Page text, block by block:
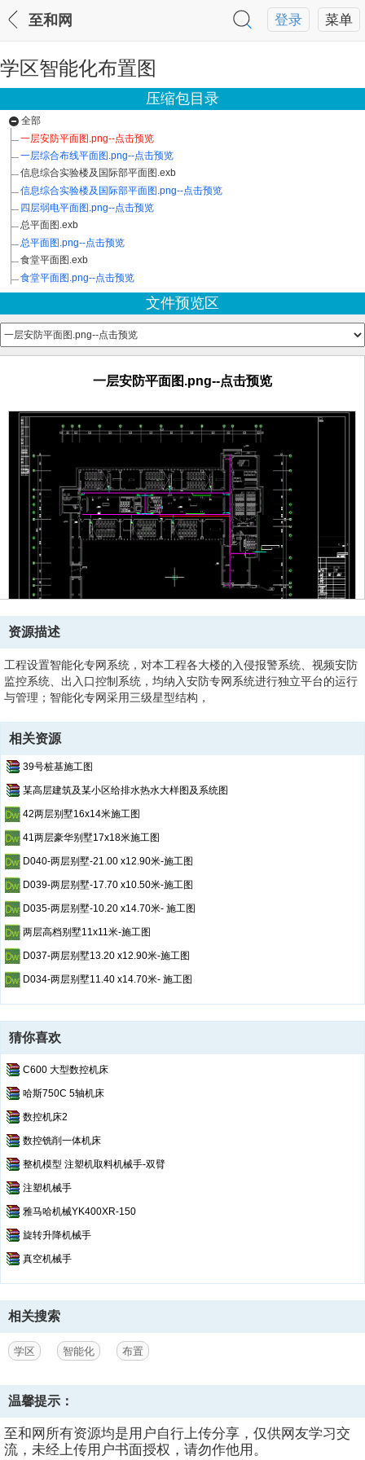
菜单
登录
至和网
学区智能化布置图
压缩包目录
全部
一层安防平面图.png--点击预览
一层综合布线平面图.png--点击预览
信息综合实验楼及国际部平面图.exb
信息综合实验楼及国际部平面图.png--点击预览
四层弱电平面图.png--点击预览
总平面图.exb
总平面图.png--点击预览
食堂平面图.exb
食堂平面图.png--点击预览
文件预览区
一层安防平面图.png--点击预览
资源描述
工程设置智能化专网系统，对本工程各大楼的入侵报警系统、视频安防
监控系统、出入口控制系统，均纳入安防专网系统进行独立平台的运行
与管理；智能化专网采用三级星型结构，
相关资源
39号桩基施工图
某高层建筑及某小区给排水热水大样图及系统图
42两层别墅16x14米施工图
41两层豪华别墅17x18米施工图
D040-两层别墅-21.00 x12.90米-施工图
D039-两层别墅-17.70 x10.50米-施工图
D035-两层别墅-10.20 x14.70米- 施工图
两层高档别墅11x11米-施工图
D037-两层别墅13.20 x12.90米-施工图
D034-两层别墅11.40 x14.70米- 施工图
猜你喜欢
C600 大型数控机床
哈斯750C 5轴机床
数控机床2
数控铣削一体机床
整机模型 注塑机取料机械手-双臂
注塑机械手
雅马哈机械YK400XR-150
旋转升降机械手
真空机械手
相关搜索
学区 智能化 布置
温馨提示：
至和网所有资源均是用户自行上传分享，仅供网友学习交
流，未经上传用户书面授权，请勿作他用。